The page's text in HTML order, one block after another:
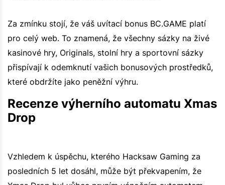
Za zmínku stojí, že váš uvítací bonus BC.GAME platí
pro celý web. To znamená, že všechny sázky na živé
kasinové hry, Originals, stolní hry a sportovní sázky
přispívají k odemknutí vašich bonusových prostředků,
které obdržíte jako peněžní výhru.
Recenze výherního automatu Xmas
Drop
Vzhledem k úspěchu, kterého Hacksaw Gaming za
posledních 5 let dosáhl, může být překvapením, že